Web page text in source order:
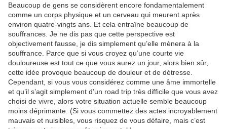
Beaucoup de gens se considèrent encore fondamentalement
comme un corps physique et un cerveau qui meurent après
environ quatre-vingts ans. Et cela entraîne beaucoup de
souffrances. Je ne dis pas que cette perspective est
objectivement fausse, je dis simplement qu’elle mènera à la
souffrance. Parce que si vous croyez qu’une courte vie
douloureuse est tout ce que vous aurez un jour, alors bien sûr,
cette idée provoque beaucoup de douleur et de détresse.
Cependant, si vous vous considérez comme une âme immortelle
et qu’il s’agit simplement d’un road trip très difficile que vous avez
choisi de vivre, alors votre situation actuelle semble beaucoup
moins déprimante. (Si vous commettez des actes incroyablement
mauvais et nuisibles, vous risquez de vous défaire, mais c’est